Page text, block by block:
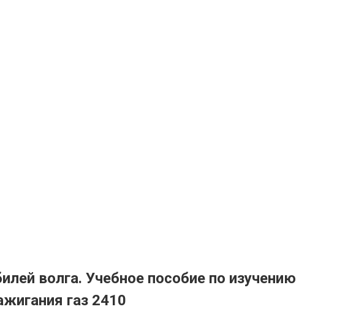
волга. Учебное пособие по изучению
газ 2410